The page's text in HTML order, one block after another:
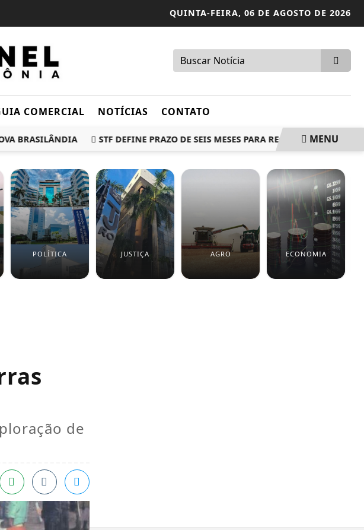
QUINTA-FEIRA, 06 DE AGOSTO DE 2026
COMERCIAL NOTÍCIAS CONTATO
STF DEFINE PRAZO DE SEIS MESES PARA REGISTRO DEMENU
POLÍTICA JUSTIÇA AGRO ECONOMIA
de